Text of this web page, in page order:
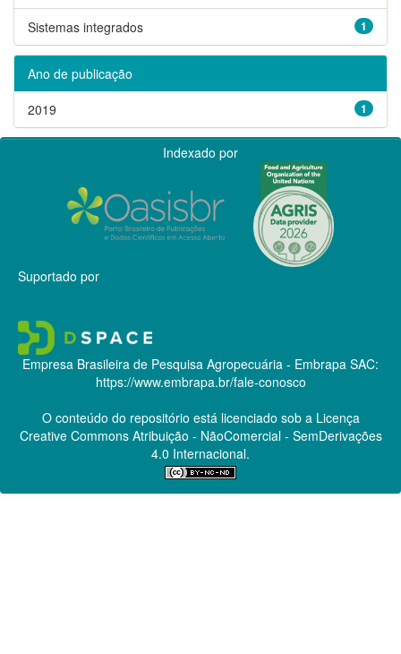
1
Sistemas integrados
Ano de publicação
1
2019
Indexado por
Suportado por
Empresa Brasileira de Pesquisa Agropecuária - Embrapa SAC:
https://www.embrapa.br/fale-conosco
O conteúdo do repositório está licenciado sob a Licença
Creative CommonsAtribuição - NãoComercial - SemDerivações
4.0 Internacional.